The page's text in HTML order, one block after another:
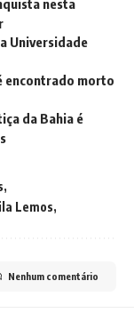
nesta
Universidade
encontrado morto
da Bahia é
Lemos
Nenhum comentário